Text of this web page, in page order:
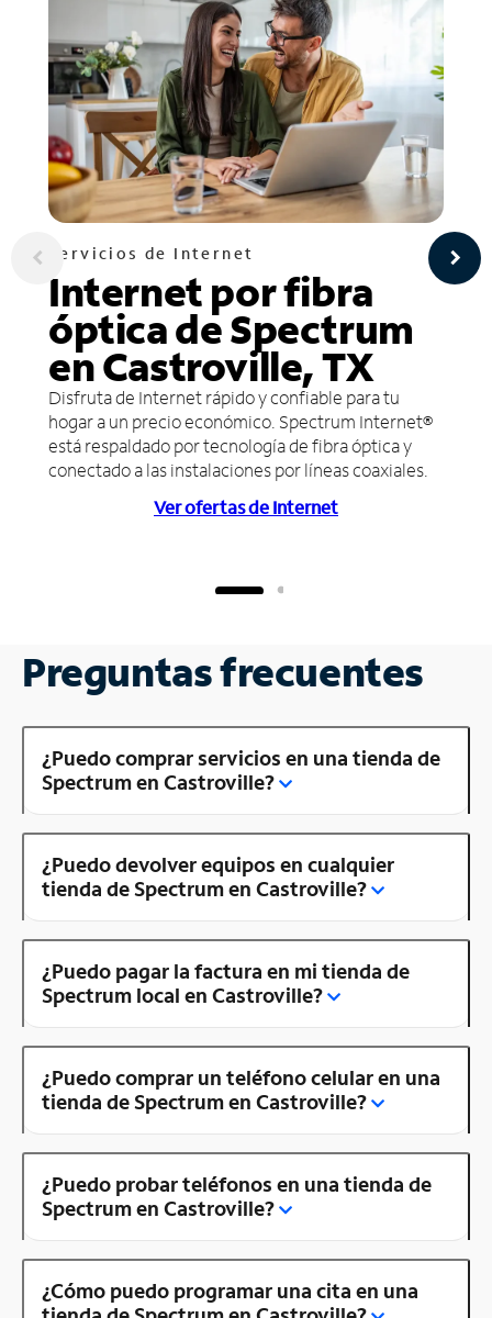
Servicios de Internet
Internet por fibra
óptica de Spectrum
en Castroville, TX
Disfruta de Internet rápido y confiable para tu
hogar a un precio económico. Spectrum Internet®
está respaldado por tecnología de fibra óptica y
conectado a las instalaciones por líneas coaxiales.
Ver ofertas de Internet
Preguntas frecuentes
¿Puedo comprar servicios en una tienda de
Spectrum en Castroville?
¿Puedo devolver equipos en cualquier
tienda de Spectrum en Castroville?
¿Puedo pagar la factura en mi tienda de
Spectrum local en Castroville?
¿Puedo comprar un teléfono celular en una
tienda de Spectrum en Castroville?
¿Puedo probar teléfonos en una tienda de
Spectrum en Castroville?
¿Cómo puedo programar una cita en una